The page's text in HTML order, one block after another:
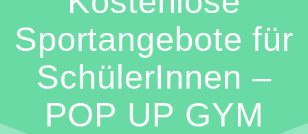
Sportangebote für
SchülerInnen –
POP UP GYM